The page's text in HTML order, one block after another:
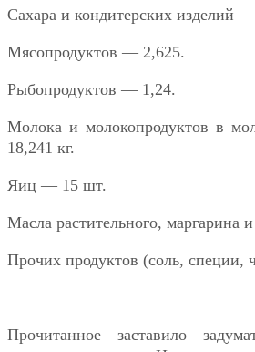
Сахара и кондитерских изделий
Мясопродуктов — 2,625.
Рыбопродуктов — 1,24.
Молока и молокопродуктов в
18,241 кг.
Яиц — 15 шт.
Масла растительного, маргарина
Прочих продуктов (соль, специи,
Прочитанное заставило